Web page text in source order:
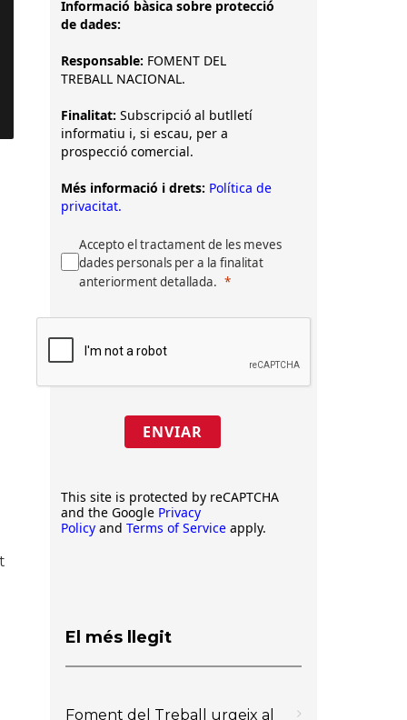
Informació bàsica sobre protecció
de dades:
Responsable: FOMENT DEL
TREBALL NACIONAL.
Finalitat: Subscripció al butlletí
informatiu i, si escau, per a
prospecció comercial.
Més informació i drets: Política de
privacitat.
Accepto el tractament de les meves
dades personals per a la finalitat
anteriorment detallada.
ENVIAR
This site is protected by reCAPTCHA
and the Google Privacy
Policy and Terms of Service apply.
El més llegit
Foment del Treball urgeix al